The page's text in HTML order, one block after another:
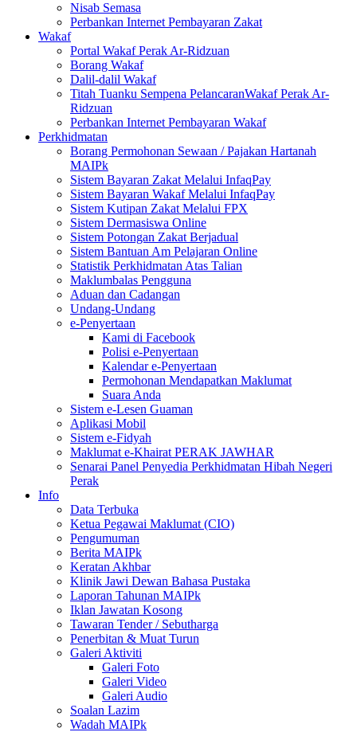
Nisab Semasa
Perbankan Internet Pembayaran Zakat
Wakaf
Portal Wakaf Perak Ar-Ridzuan
Borang Wakaf
Dalil-dalil Wakaf
Titah Tuanku Sempena PelancaranWakaf Perak Ar-
Ridzuan
Perbankan Internet Pembayaran Wakaf
Perkhidmatan
Borang Permohonan Sewaan / Pajakan Hartanah
MAIPk
Sistem Bayaran Zakat Melalui InfaqPay
Sistem Bayaran Wakaf Melalui InfaqPay
Sistem Kutipan Zakat Melalui FPX
Sistem Dermasiswa Online
Sistem Potongan Zakat Berjadual
Sistem Bantuan Am Pelajaran Online
Statistik Perkhidmatan Atas Talian
Maklumbalas Pengguna
Aduan dan Cadangan
Undang-Undang
e-Penyertaan
Kami di Facebook
Polisi e-Penyertaan
Kalendar e-Penyertaan
Permohonan Mendapatkan Maklumat
Suara Anda
Sistem e-Lesen Guaman
Aplikasi Mobil
Sistem e-Fidyah
Maklumat e-Khairat PERAK JAWHAR
Senarai Panel Penyedia Perkhidmatan Hibah Negeri
Perak
Info
Data Terbuka
Ketua Pegawai Maklumat (CIO)
Pengumuman
Berita MAIPk
Keratan Akhbar
Klinik Jawi Dewan Bahasa Pustaka
Laporan Tahunan MAIPk
Iklan Jawatan Kosong
Tawaran Tender / Sebutharga
Penerbitan & Muat Turun
Galeri Aktiviti
Galeri Foto
Galeri Video
Galeri Audio
Soalan Lazim
Wadah MAIPk